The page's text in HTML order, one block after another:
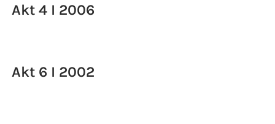
Akt 4 I 2006
Akt 6 I 2002